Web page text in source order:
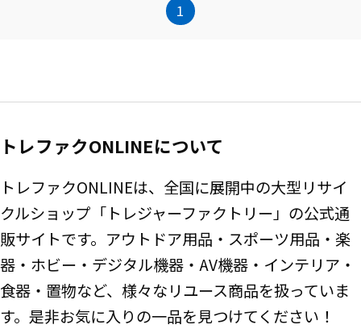
1
トレファクONLINEについて
トレファクONLINEは、全国に展開中の大型リサイ
クルショップ「トレジャーファクトリー」の公式通
販サイトです。アウトドア用品・スポーツ用品・楽
器・ホビー・デジタル機器・AV機器・インテリア・
食器・置物など、様々なリユース商品を扱っていま
す。是非お気に入りの一品を見つけてください！